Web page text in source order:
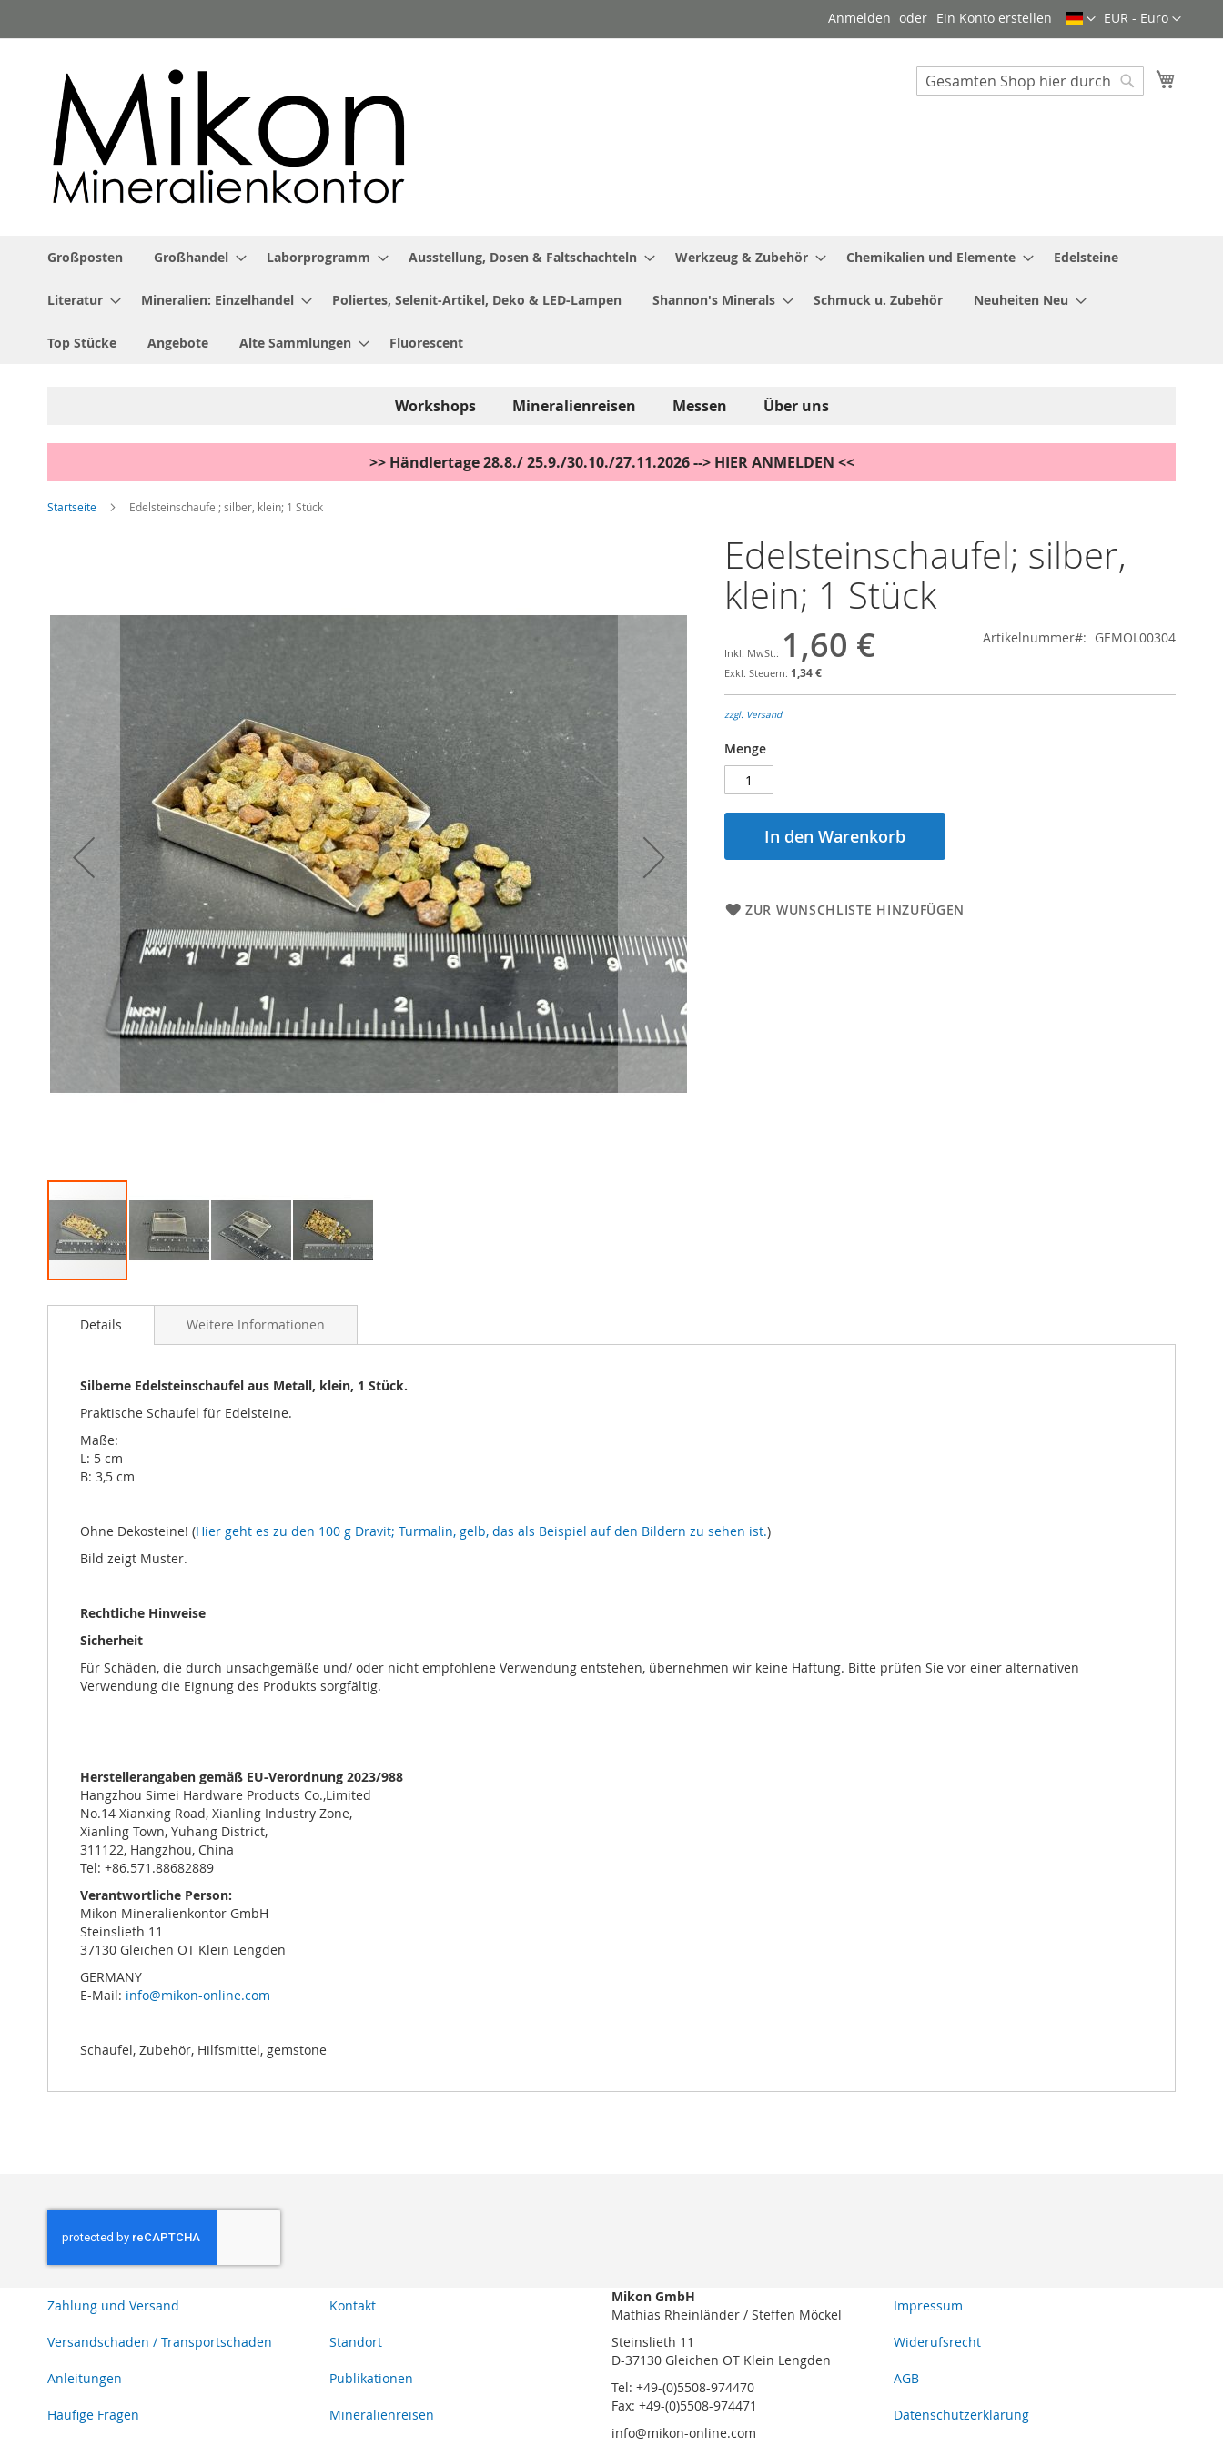
Inhalt
Währung
EUR - Euro
Sprache
Anmelden Ein Konto erstellen
Search
Großposten Großhandel Laborprogramm Ausstellung, Dosen & Faltschachteln Werkzeug & Zubehör Chemikalien und Elemente Edelsteine
Literatur Mineralien: Einzelhandel Poliertes, Selenit-Artikel, Deko & LED-Lampen Shannon's Minerals Schmuck u. Zubehör Neuheiten Neu
Top Stücke Angebote Alte Sammlungen Fluorescent
Workshops Mineralienreisen Messen Über uns
>> Händlertage 28.8./ 25.9./30.10./27.11.2026 --> HIER ANMELDEN <<
Startseite Edelsteinschaufel; silber, klein; 1 Stück
springen
Anfang
Edelsteinschaufel; silber,
klein; 1 Stück
1,60 €
1,34 €
Artikelnummer GEMOL00304
zzgl. Versand
Menge
In den Warenkorb
ZUR WUNSCHLISTE HINZUFÜGEN
Details
Silberne Edelsteinschaufel aus Metall, klein, 1 Stück.
Praktische Schaufel für Edelsteine.
Maße:
L: 5 cm
B: 3,5 cm
Ohne Dekosteine! (Hier geht es zu den 100 g Dravit; Turmalin, gelb, das als Beispiel auf den Bildern zu sehen ist.)
Bild zeigt Muster.
Rechtliche Hinweise
Sicherheit
Für Schäden, die durch unsachgemäße und/ oder nicht empfohlene Verwendung entstehen, übernehmen wir keine Haftung. Bitte prüfen Sie vor einer alternativen
Verwendung die Eignung des Produkts sorgfältig.
Herstellerangaben gemäß EU-Verordnung 2023/988
Hangzhou Simei Hardware Products Co.,Limited
No.14 Xianxing Road, Xianling Industry Zone,
Xianling Town, Yuhang District,
311122, Hangzhou, China
Tel: +86.571.88682889
Verantwortliche Person:
Mikon Mineralienkontor GmbH
Steinslieth 11
37130 Gleichen OT Klein Lengden
GERMANY
E-Mail: info@mikon-online.com
Schaufel, Zubehör, Hilfsmittel, gemstone
Weitere Informationen
Zahlung und Versand
Versandschaden / Transportschaden
Anleitungen
Häufige Fragen
Kontakt
Standort
Publikationen
Mineralienreisen
Mikon GmbH
Mathias Rheinländer / Steffen Möckel
Steinslieth 11
D-37130 Gleichen OT Klein Lengden
Tel: +49-(0)5508-974470
Fax: +49-(0)5508-974471
info@mikon-online.com
Impressum
Widerufsrecht
AGB
Datenschutzerklärung